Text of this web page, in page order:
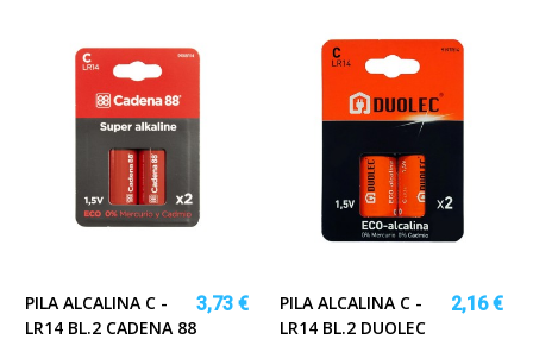
PILA ALCALINA C -
LR14 BL.2 CADENA 88
3,73 €
PILA ALCALINA C -
LR14 BL.2 DUOLEC
2,16 €